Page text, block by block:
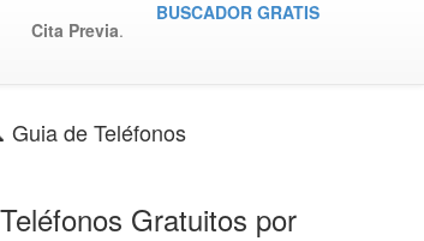
Cita Previa.
BUSCADOR GRATIS
Guia de Teléfonos
Gratuitos por